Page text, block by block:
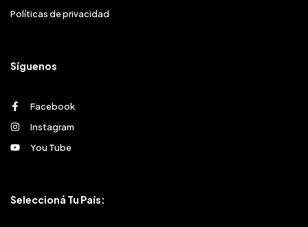
Políticas de privacidad
Síguenos
Facebook
Instagram
You Tube
Seleccioná Tu País: